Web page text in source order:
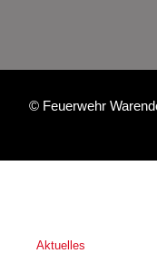
© Feuerwehr
Aktuelles